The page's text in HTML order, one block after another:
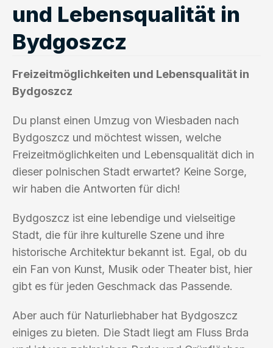
und Lebensqualität in
Bydgoszcz
Freizeitmöglichkeiten und Lebensqualität in
Bydgoszcz
Du planst einen Umzug von Wiesbaden nach
Bydgoszcz und möchtest wissen, welche
Freizeitmöglichkeiten und Lebensqualität dich in
dieser polnischen Stadt erwartet? Keine Sorge,
wir haben die Antworten für dich!
Bydgoszcz ist eine lebendige und vielseitige
Stadt, die für ihre kulturelle Szene und ihre
historische Architektur bekannt ist. Egal, ob du
ein Fan von Kunst, Musik oder Theater bist, hier
gibt es für jeden Geschmack das Passende.
Aber auch für Naturliebhaber hat Bydgoszcz
einiges zu bieten. Die Stadt liegt am Fluss Brda